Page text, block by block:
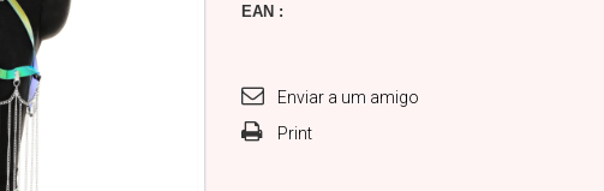
EAN :
Enviar a um amigo
Print